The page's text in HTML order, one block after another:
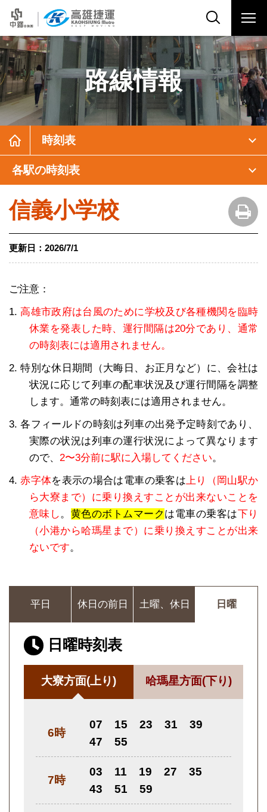
路線情報
時刻表
各駅の時刻表
信義小学校
更新日： 2026/7/1
ご注意：
1.高雄市政府は台風のために学校及び各種機関を臨時
休業を発表した時、運行間隔は20分であり、通常
の時刻表には適用されません。
2. 特別な休日期間（大晦日、お正月など）に、会社は
状況に応じて列車の配車状況及び運行間隔を調整
します。通常の時刻表には適用されません。
3. 各フィールドの時刻は列車の出発予定時刻であり、
実際の状況は列車の運行状況によって異なります
ので、 2〜3分前に駅に入場してください。
4.赤字体を表示の場合は電車の乗客は上り（岡山駅か
ら大寮まで）に乗り換えすことが出来ないことを
意味し。 黄色のボトムマーク は電車の乗客は下り
（小港から哈瑪星まで）に乗り換えすことが出来
ないです。
平日 休日の前日 土曜、休日 日曜
日曜時刻表
大寮方面(上り)
6時
07 15 23 31
39
47
55
7時
03 11 19 27
35
43
51 59
哈瑪星方面(下り)